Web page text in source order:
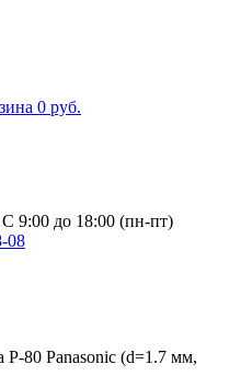
0 руб.
C 9:00 до 18:00 (пн-пт)
08
80 Panasonic (d=1.7 мм,